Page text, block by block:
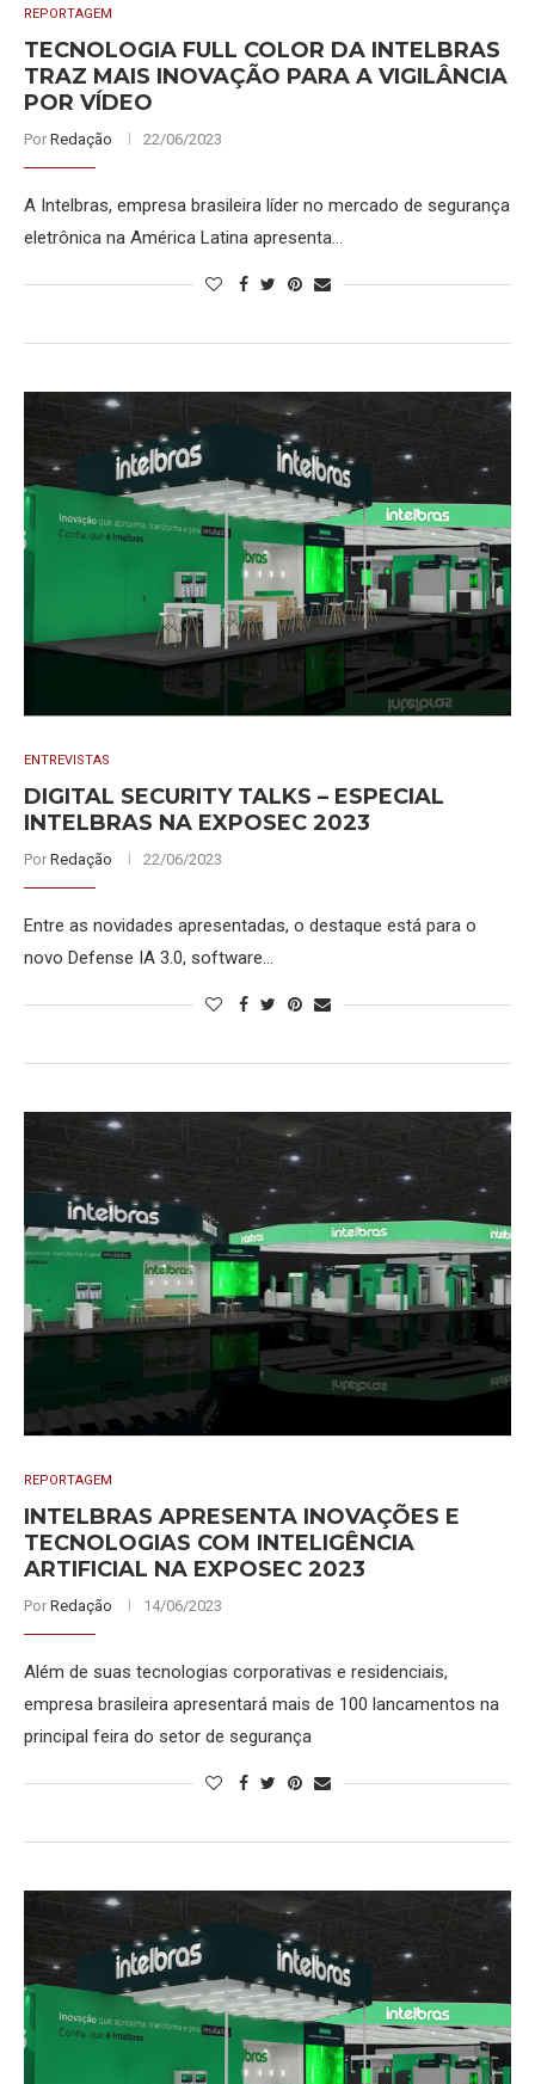
REPORTAGEM
TECNOLOGIA FULL COLOR DA INTELBRAS
TRAZ MAIS INOVAÇÃO PARA A VIGILÂNCIA
POR VÍDEO
Por Redação 22/06/2023
A Intelbras, empresa brasileira líder no mercado de segurança
eletrônica na América Latina apresenta…
ENTREVISTAS
DIGITAL SECURITY TALKS – ESPECIAL
INTELBRAS NA EXPOSEC 2023
Por Redação 22/06/2023
Entre as novidades apresentadas, o destaque está para o
novo Defense IA 3.0, software…
REPORTAGEM
INTELBRAS APRESENTA INOVAÇÕES E
TECNOLOGIAS COM INTELIGÊNCIA
ARTIFICIAL NA EXPOSEC 2023
Por Redação 14/06/2023
Além de suas tecnologias corporativas e residenciais,
empresa brasileira apresentará mais de 100 lancamentos na
principal feira do setor de segurança